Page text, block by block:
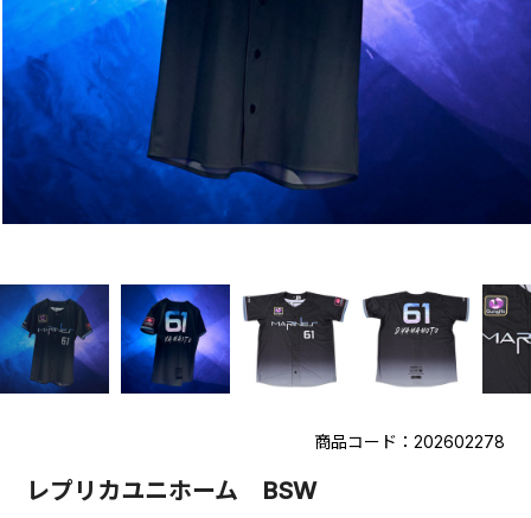
商品コード：202602278
レプリカユニホーム BSW